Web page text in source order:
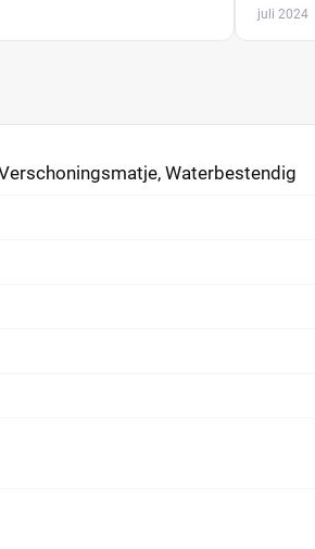
juli 2024
Waterbestendig